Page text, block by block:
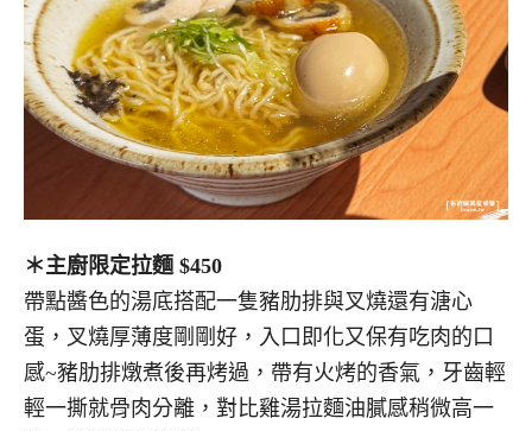
＊主廚限定拉麵 $450
帶點醬色的湯底搭配一隻豬肋排與叉燒還有溏心
蛋，叉燒厚薄度剛剛好，入口即化又保有吃肉的口
感~豬肋排燉煮後再烤過，帶有火烤的香氣，牙齒輕
輕一撕就骨肉分離，對比雞湯拉麵油膩感稍微高一